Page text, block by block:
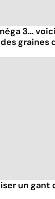
3...
graines
un gant